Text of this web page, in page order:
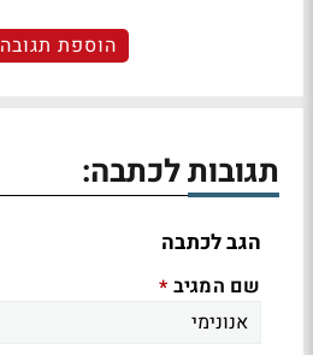
הוספת תגובה
תגובות לכתבה:
הגב לכתבה
שם המגיב *